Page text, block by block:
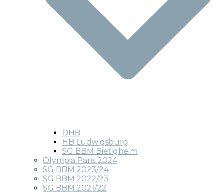
DHB
HB Ludwigsburg
SG BBM Bietigheim
Olympia Paris 2024
SG BBM 2023/24
SG BBM 2022/23
SG BBM 2021/22